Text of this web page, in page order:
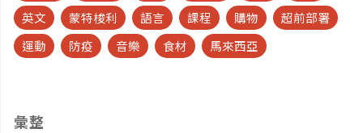
英文
蒙特梭利 語言 課程 購物
超前部署
運動
防疫 音樂 食材 馬來西亞
彙整